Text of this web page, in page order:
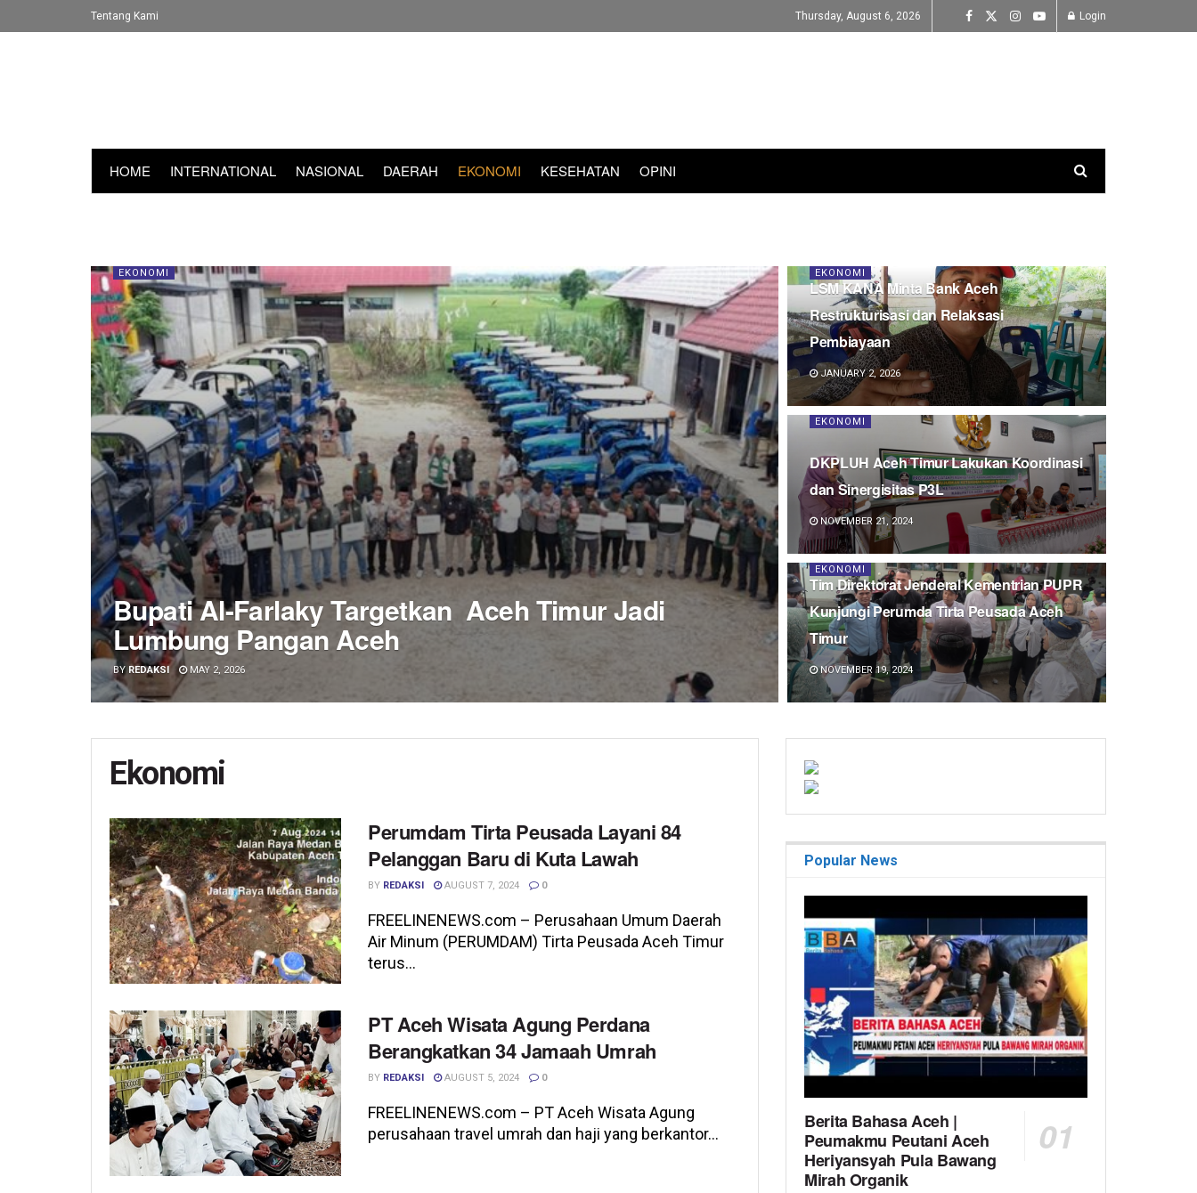
Tentang Kami Thursday, August 6, 2026 Login
HOME INTERNATIONAL NASIONAL DAERAH EKONOMI KESEHATAN OPINI
EKONOMI
Bupati Al-Farlaky Targetkan Aceh Timur Jadi
Lumbung Pangan Aceh
BY REDAKSI MAY 2, 2026
EKONOMI
LSM KANA Minta Bank Aceh
Restrukturisasi dan Relaksasi
Pembiayaan
JANUARY 2, 2026
EKONOMI
DKPLUH Aceh Timur Lakukan Koordinasi
dan Sinergisitas P3L
NOVEMBER 21, 2024
EKONOMI
Tim Direktorat Jenderal Kementrian PUPR
Kunjungi Perumda Tirta Peusada Aceh
Timur
NOVEMBER 19, 2024
Ekonomi
Perumdam Tirta Peusada Layani 84
Pelanggan Baru di Kuta Lawah
BY REDAKSI AUGUST 7, 2024 0
FREELINENEWS.com – Perusahaan Umum Daerah
Air Minum (PERUMDAM) Tirta Peusada Aceh Timur
terus...
PT Aceh Wisata Agung Perdana
Berangkatkan 34 Jamaah Umrah
BY REDAKSI AUGUST 5, 2024 0
FREELINENEWS.com – PT Aceh Wisata Agung
perusahaan travel umrah dan haji yang berkantor...
Popular News
Berita Bahasa Aceh |
Peumakmu Peutani Aceh
Heriyansyah Pula Bawang
Mirah Organik